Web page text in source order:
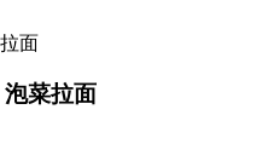
菜拉面